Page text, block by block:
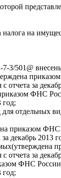
на
3/501@
за
ФНС
год;
приказом
декабрь 2013
отчета за
ФНС
год;